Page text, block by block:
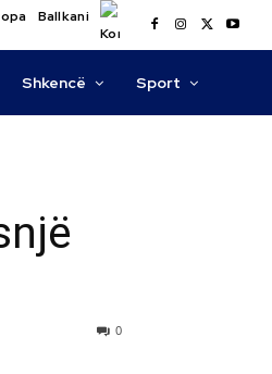
Ballkani
Shkencë Sport
0